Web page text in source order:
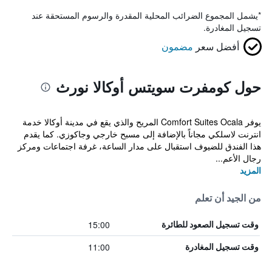
*يشمل المجموع الضرائب المحلية المقدرة والرسوم المستحقة عند
تسجيل المغادرة.
أفضل سعر مضمون
حول كومفرت سويتس أوكالا نورث
يوفر Comfort Suites Ocala المريح والذي يقع في مدينة أوكالا خدمة
انترنت لاسلكي مجاناً بالإضافة إلى مسبح خارجي وجاكوزي. كما يقدم
هذا الفندق للضيوف استقبال على مدار الساعة، غرفة اجتماعات ومركز
رجال الأعم...
المزيد
من الجيد أن تعلم
وقت تسجيل الصعود للطائرة 15:00
وقت تسجيل المغادرة 11:00